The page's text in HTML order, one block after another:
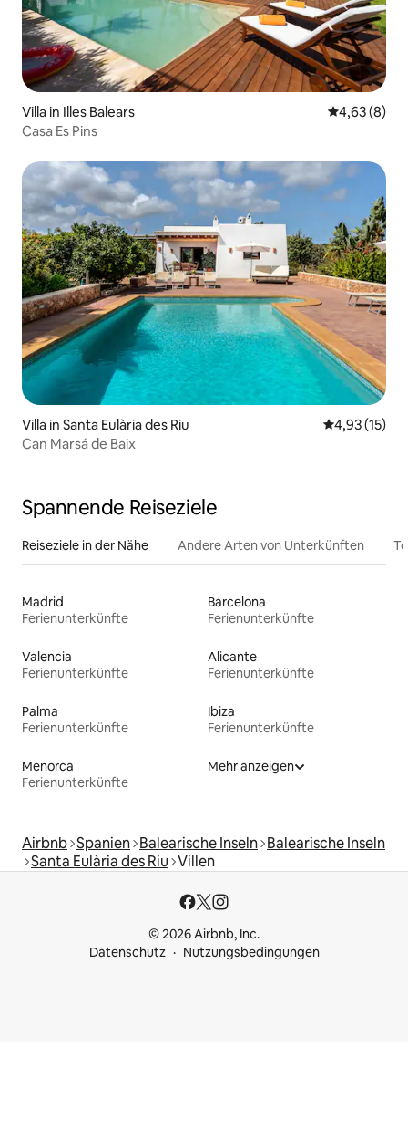
Villa in Illes Balears
4,63 (8)
Casa Es Pins
Villa in Santa Eulària des Riu
4,93 (15)
Can Marsá de Baix
Spannende Reiseziele
Reiseziele in der Nähe Andere Arten von Unterkünften
Madrid
Ferienunterkünfte
Barcelona
Ferienunterkünfte
Valencia
Ferienunterkünfte
Alicante
Ferienunterkünfte
Palma
Ferienunterkünfte
Ibiza
Ferienunterkünfte
Menorca
Ferienunterkünfte
Mehr anzeigen
Airbnb Spanien Balearische Inseln Balearische Inseln
Santa Eulària des Riu Villen
© 2026 Airbnb, Inc.
Datenschutz
Nutzungsbedingungen